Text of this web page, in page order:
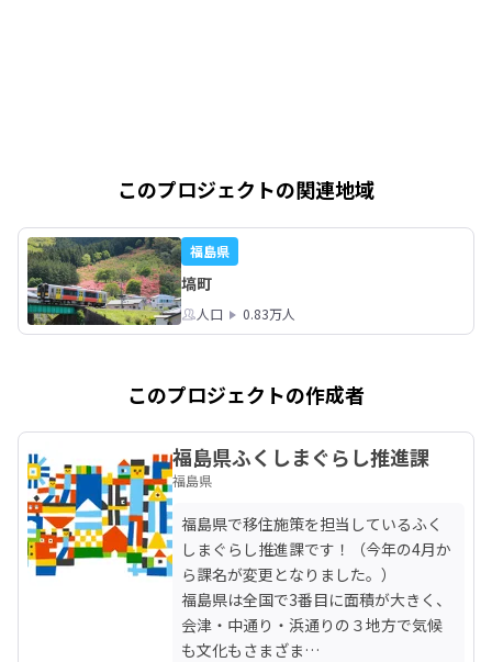
このプロジェクトの関連地域
福島県
塙町
人口 0.83万人
このプロジェクトの作成者
福島県ふくしまぐらし推進課
福島県
福島県で移住施策を担当しているふく
しまぐらし推進課です！（今年の4月か
ら課名が変更となりました。）
福島県は全国で3番目に面積が大きく、
会津・中通り・浜通りの３地方で気候
も文化もさまざま…